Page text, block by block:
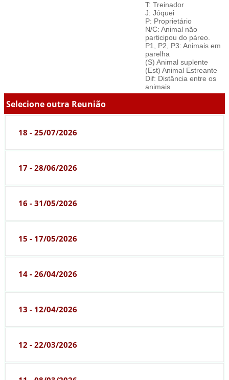
T: Treinador
J: Jóquei
P: Proprietário
N/C: Animal não
participou do páreo.
P1, P2, P3: Animais em
parelha
(S) Animal suplente
(Est) Animal Estreante
Dif: Distância entre os
animais
Selecione outra Reunião
18 - 25/07/2026
17 - 28/06/2026
16 - 31/05/2026
15 - 17/05/2026
14 - 26/04/2026
13 - 12/04/2026
12 - 22/03/2026